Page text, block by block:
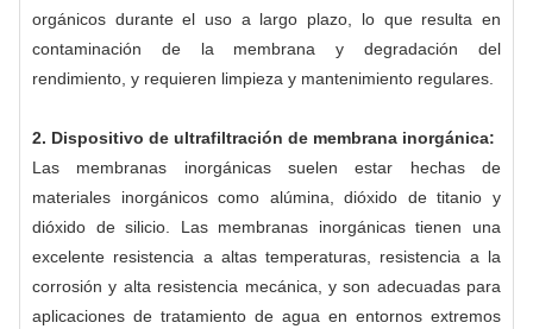
orgánicos durante el uso a largo plazo, lo que resulta en
contaminación de la membrana y degradación del
rendimiento, y requieren limpieza y mantenimiento regulares.
2. Dispositivo de ultrafiltración de membrana inorgánica:
Las membranas inorgánicas suelen estar hechas de
materiales inorgánicos como alúmina, dióxido de titanio y
dióxido de silicio. Las membranas inorgánicas tienen una
excelente resistencia a altas temperaturas, resistencia a la
corrosión y alta resistencia mecánica, y son adecuadas para
aplicaciones de tratamiento de agua en entornos extremos